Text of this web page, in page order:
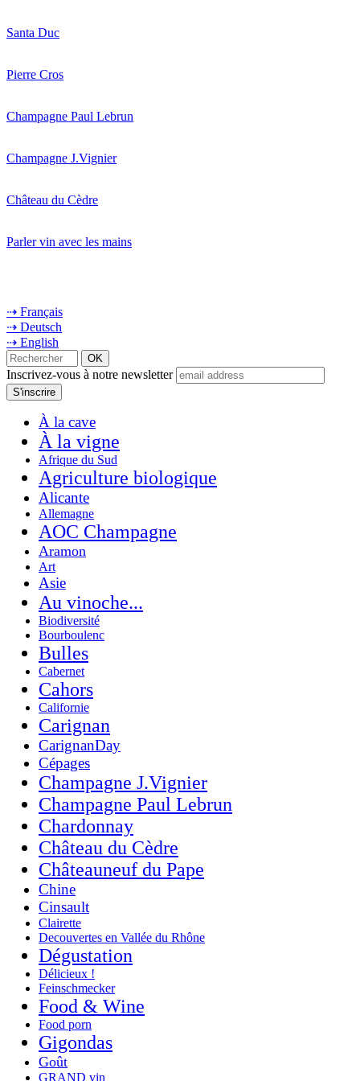
Santa Duc
Pierre Cros
Champagne Paul Lebrun
Champagne J.Vignier
Château du Cèdre
Parler vin avec les mains
⇢ Français
⇢ Deutsch
⇢ English
Inscrivez-vous à notre newsletter
À la cave
À la vigne
Afrique du Sud
Agriculture biologique
Alicante
Allemagne
AOC Champagne
Aramon
Art
Asie
Au vinoche...
Biodiversité
Bourboulenc
Bulles
Cabernet
Cahors
Californie
Carignan
CarignanDay
Cépages
Champagne J.Vignier
Champagne Paul Lebrun
Chardonnay
Château du Cèdre
Châteauneuf du Pape
Chine
Cinsault
Clairette
Decouvertes en Vallée du Rhône
Dégustation
Délicieux !
Feinschmecker
Food & Wine
Food porn
Gigondas
Goût
GRAND vin